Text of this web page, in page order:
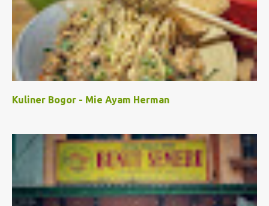
Kuliner Bogor - Mie Ayam Herman